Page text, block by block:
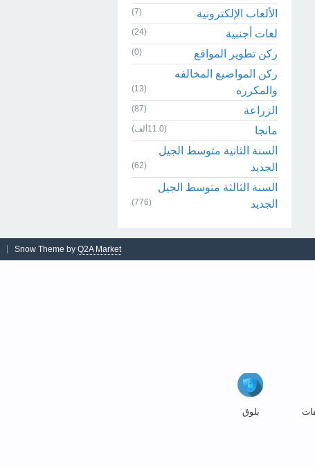
الألعاب الإلكترونية (7)
لغات أجنبية (24)
ركن تطوير المواقع (0)
ركن المواضيع المخالفه
والمكرره
(13)
الزراعة (87)
مانجا (11.0ألف)
السنة الثانية متوسط الجيل
الجديد
(62)
السنة الثالثة متوسط الجيل
الجديد
(776)
Snow Theme by Q2A Market